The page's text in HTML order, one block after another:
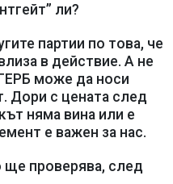
ли?
партии по това, че
в действие. А не
може да носи
Дори с цената след
няма вина или е
е важен за нас.
ще проверява, след